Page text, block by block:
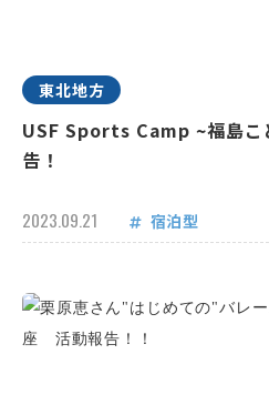
東北地方
USF Sports Camp ~福島
告！
2023.09.21 宿泊型